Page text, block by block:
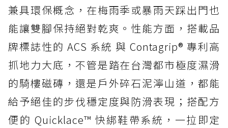
兼具環保概念，在梅雨季或暴雨天踩出門也
能讓雙腳保持絕對乾爽。性能方面，搭載品
牌標誌性的 ACS 系統 與 Contagrip® 專利高
抓地力大底，不管是踏在台灣都市極度濕滑
的騎樓磁磚，還是戶外碎石泥濘山道，都能
給予絕佳的步伐穩定度與防滑表現；搭配方
便的 Quicklace™ 快綁鞋帶系統，一拉即定